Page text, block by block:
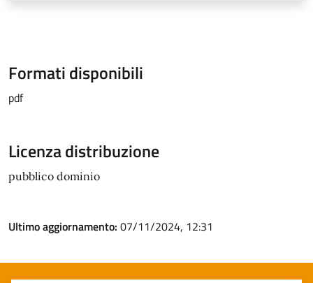
Formati disponibili
pdf
Licenza distribuzione
pubblico dominio
Ultimo aggiornamento: 07/11/2024, 12:31